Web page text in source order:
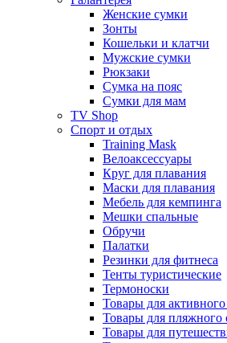
Женские сумки
Зонты
Кошельки и клатчи
Мужские сумки
Рюкзаки
Сумка на пояс
Сумки для мам
TV Shop
Спорт и отдых
Training Mask
Велоаксессуары
Круг для плавания
Маски для плавания
Мебель для кемпинга
Мешки спальные
Обручи
Палатки
Резинки для фитнеса
Тенты туристические
Термоноски
Товары для
Товары для пляжного
Товары для